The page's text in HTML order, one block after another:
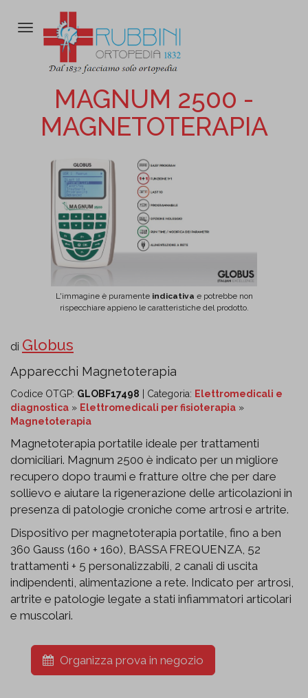
Attiva/disattiva
MAGNUM 2500 -
MAGNETOTERAPIA
L'immagine è puramente indicativa e potrebbe non
rispecchiare appieno le caratteristiche del prodotto.
di Globus
Apparecchi Magnetoterapia
Codice OTGP: GLOBF17498 | Categoria: Elettromedicali e
diagnostica » Elettromedicali per fisioterapia »
Magnetoterapia
Magnetoterapia portatile ideale per trattamenti
domiciliari. Magnum 2500 è indicato per un migliore
recupero dopo traumi e fratture oltre che per dare
sollievo e aiutare la rigenerazione delle articolazioni in
presenza di patologie croniche come artrosi e artrite.
Dispositivo per magnetoterapia portatile, fino a ben
360 Gauss (160 + 160), BASSA FREQUENZA, 52
trattamenti + 5 personalizzabili, 2 canali di uscita
indipendenti, alimentazione a rete. Indicato per artrosi,
artrite e patologie legate a stati infiammatori articolari
e muscolari.
Organizza prova in negozio